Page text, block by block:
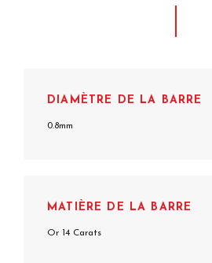
DIAMÈTRE DE LA BARRE
0.8mm
MATIÈRE DE LA BARRE
Or 14 Carats